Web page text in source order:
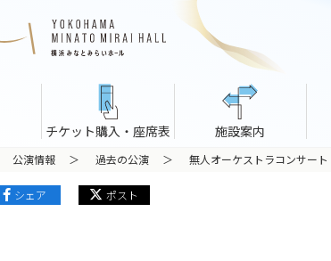
チケット購入・座席表 施設案内
公演情報 過去の公演 無人オーケストラコンサート
シェア ポスト